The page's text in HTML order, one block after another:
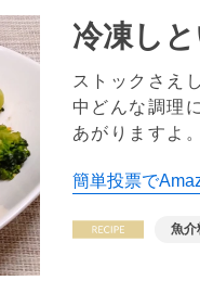
冷凍し
ストックさえ
中どんな調理
あがりますよ
簡単投票で
魚介